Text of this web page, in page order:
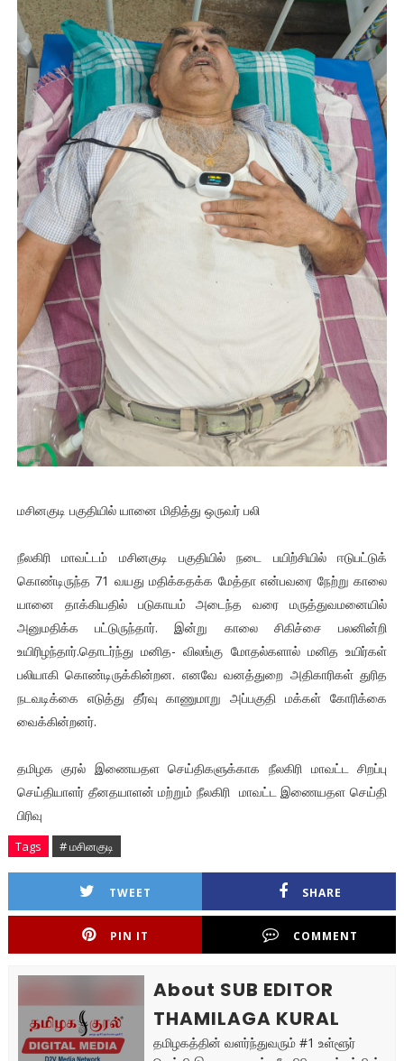
மசினகுடி பகுதியில் யானை மிதித்து ஒருவர் பலி
நீலகிரி மாவட்டம் மசினகுடி பகுதியில் நடை பயிற்சியில் ஈடுபட்டுக்
கொண்டிருந்த 71 வயது மதிக்கதக்க மேத்தா என்பவரை நேற்று காலை
யானை தாக்கியதில் படுகாயம் அடைந்த வரை மருத்துவமனையில்
அனுமதிக்க பட்டுருந்தார். இன்று காலை சிகிச்சை பலனின்றி
உயிரிழந்தார்.தொடர்ந்து மனித- விலங்கு மோதல்களால் மனித உயிர்கள்
பலியாகி கொண்டிருக்கின்றன. எனவே வனத்துறை அதிகாரிகள் துரித
நடவடிக்கை எடுத்து தீர்வு காணுமாறு அப்பகுதி மக்கள் கோரிக்கை
வைக்கின்றனர்.
தமிழக குரல் இணையதள செய்திகளுக்காக நீலகிரி மாவட்ட சிறப்பு
செய்தியாளர் தீனதயாளன் மற்றும் நீலகிரி மாவட்ட இணையதள செய்தி
பிரிவு
Tags # மசினகுடி
TWEET SHARE
PIN IT COMMENT
About SUB EDITOR
THAMILAGA KURAL
தமிழகத்தின் வளர்ந்துவரும் #1 உள்ளூர்